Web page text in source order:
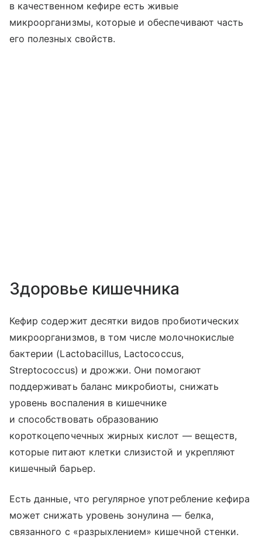
в качественном кефире есть живые
микроорганизмы, которые и обеспечивают часть
его полезных свойств.
Здоровье кишечника
Кефир содержит десятки видов пробиотических
микроорганизмов, в том числе молочнокислые
бактерии (Lactobacillus, Lactococcus,
Streptococcus) и дрожжи. Они помогают
поддерживать баланс микробиоты, снижать
уровень воспаления в кишечнике
и способствовать образованию
короткоцепочечных жирных кислот — веществ,
которые питают клетки слизистой и укрепляют
кишечный барьер.
Есть данные, что регулярное употребление кефира
может снижать уровень зонулина — белка,
связанного с «разрыхлением» кишечной стенки.